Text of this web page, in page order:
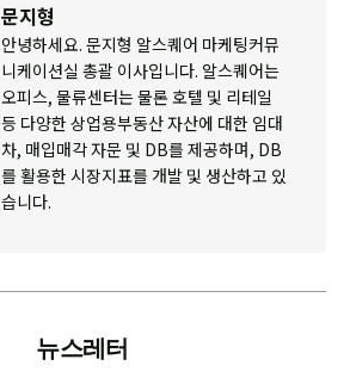
문지형
안녕하세요. 문지형 알스퀘어 마케팅커뮤
니케이션실 총괄 이사입니다. 알스퀘어는
오피스, 물류센터는 물론 호텔 및 리테일
등 다양한 상업용부동산 자산에 대한 임대
차, 매입매각 자문 및 DB를 제공하며, DB
를 활용한 시장지표를 개발 및 생산하고 있
습니다.
뉴스레터